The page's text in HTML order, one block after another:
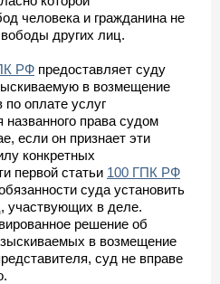
человека и гражданина не
других лиц.
РФ предоставляет суду
в возмещение
оплате услуг
названного права судом
если он признает эти
конкретных
первой статьи 100 ГПК РФ
суда установить
участвующих в деле.
решение об
в возмещение
суд не вправе